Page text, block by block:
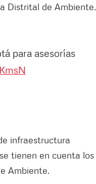
Distrital de Ambiente.
para asesorías
infraestructura
tienen en cuenta los
Ambiente.